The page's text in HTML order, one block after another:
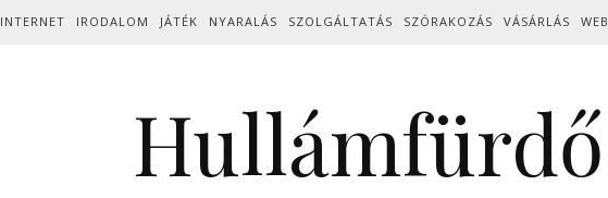
INTERNET IRODALOM JÁTÉK NYARALÁS SZOLGÁLTATÁS SZÓRAKOZÁS VÁSÁRLÁS WEB
Hullámfürdő